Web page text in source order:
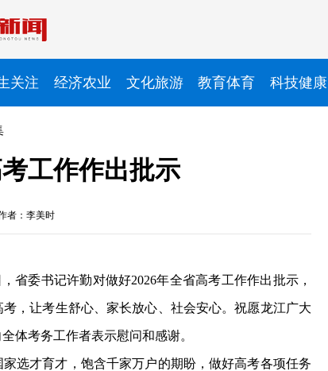
关注 经济农业 文化旅游 教育体育 科技健康
工作作出批示
者：李美时
省委书记许勤对做好2026年全省高考工作作出批示，
，让考生舒心、家长放心、社会安心。祝愿龙江广大
体考务工作者表示慰问和感谢。
选才育才，饱含千家万户的期盼，做好高考各项任务